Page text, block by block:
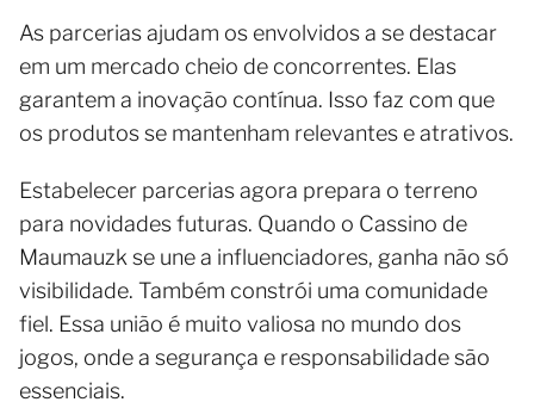
As parcerias ajudam os envolvidos a se destacar
em um mercado cheio de concorrentes. Elas
garantem a inovação contínua. Isso faz com que
os produtos se mantenham relevantes e atrativos.
Estabelecer parcerias agora prepara o terreno
para novidades futuras. Quando o Cassino de
Maumauzk se une a influenciadores, ganha não só
visibilidade. Também constrói uma comunidade
fiel. Essa união é muito valiosa no mundo dos
jogos, onde a segurança e responsabilidade são
essenciais.